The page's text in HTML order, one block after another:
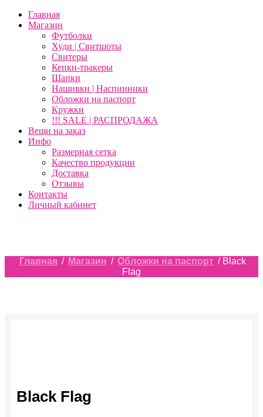
Главная
Магазин
Футболки
Худи | Свитшоты
Свитеры
Кепки-тракеры
Шапки
Нашивки | Наспинники
Обложки на паспорт
Кружки
!!! SALE | РАСПРОДАЖА
Вещи на заказ
Инфо
Размерная сетка
Качество продукции
Доставка
Отзывы
Контакты
Личный кабинет
Главная / Магазин / Обложки на паспорт / Black
Flag
Black Flag